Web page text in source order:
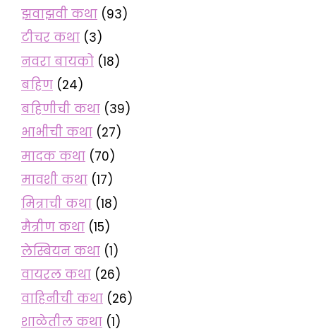
झवाझवी कथा (93)
टीचर कथा (3)
नवरा बायको (18)
बहिण (24)
बहिणीची कथा (39)
भाभीची कथा (27)
मादक कथा (70)
मावशी कथा (17)
मित्राची कथा (18)
मैत्रीण कथा (15)
लेस्बियन कथा (1)
वायरल कथा (26)
वाहिनीची कथा (26)
शाळेतील कथा (1)